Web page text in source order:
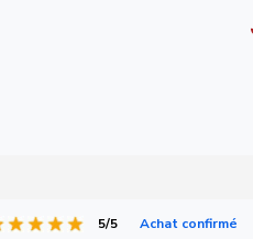
5/5 Achat confirmé